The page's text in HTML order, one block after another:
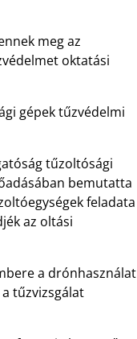
meg az
oktatási
gépek tűzvédelmi
tűzoltósági
bemutatta
feladata
az oltási
a drónhasználat
tűzvizsgálat